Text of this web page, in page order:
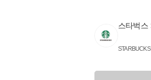
스타벅스
STARBUCKS